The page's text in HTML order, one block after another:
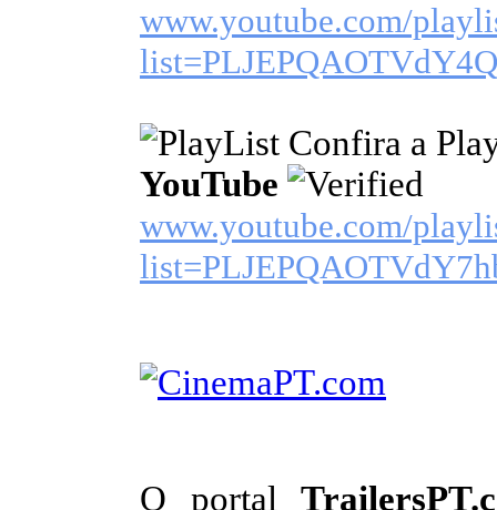
www.youtube.com/
Confira a
YouTube
www.youtube.com/
O portal